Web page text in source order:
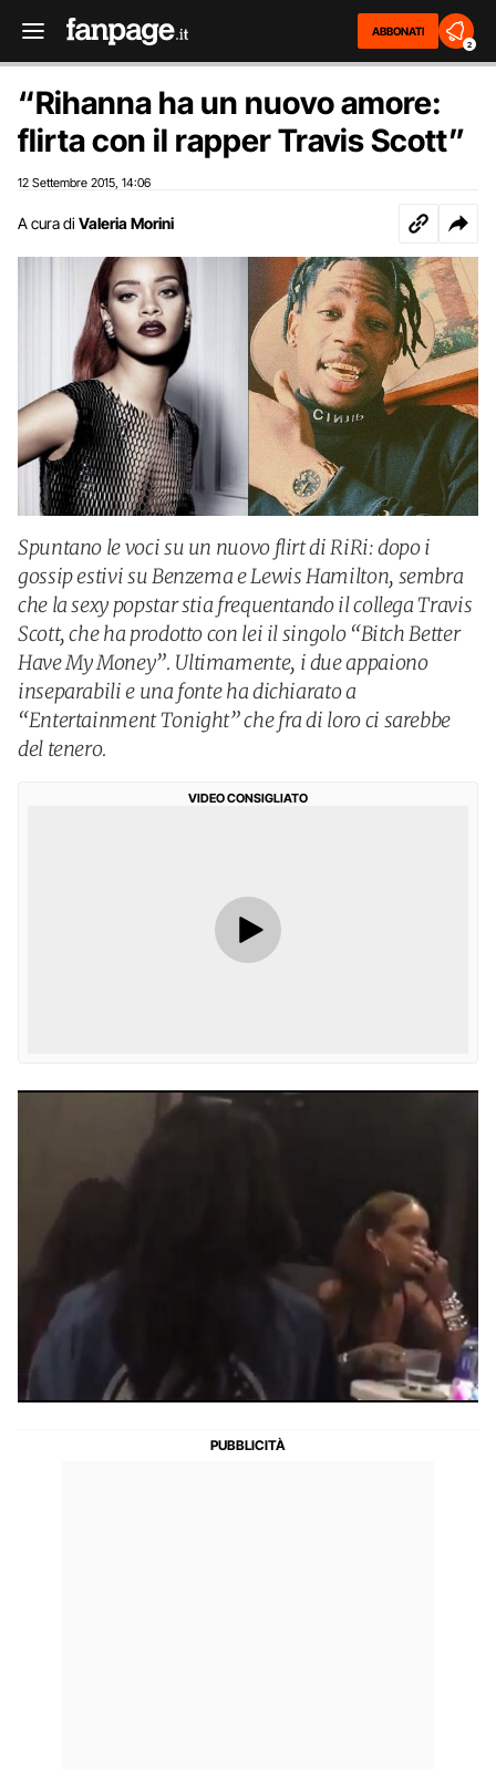
ABBONATI
2
“Rihanna ha un nuovo amore:
flirta con il rapper Travis Scott”
12 Settembre 2015 14:06
A cura di Valeria Morini
Spuntano le voci su un nuovo flirt di RiRi: dopo i
gossip estivi su Benzema e Lewis Hamilton, sembra
che la sexy popstar stia frequentando il collega Travis
Scott, che ha prodotto con lei il singolo “Bitch Better
Have My Money”. Ultimamente, i due appaiono
inseparabili e una fonte ha dichiarato a
“Entertainment Tonight” che fra di loro ci sarebbe
del tenero.
VIDEO CONSIGLIATO